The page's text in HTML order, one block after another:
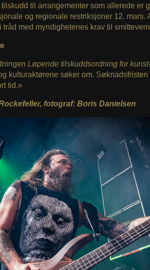
til arrangementer som allerede er
og regionale restriksjoner 12. mars.
tråd med myndighetenes krav til smittevern
Løpende tilskuddsordning for
kulturaktørene søker om.
tid.»
fotograf: Boris Danielsen